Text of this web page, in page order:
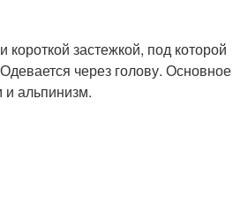
застежкой, под которой
через голову. Основное
и альпинизм.